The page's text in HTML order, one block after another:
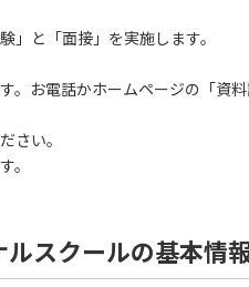
と「面接」を実施します。
お電話かホームページの「資
さい。
。
スクールの基本情